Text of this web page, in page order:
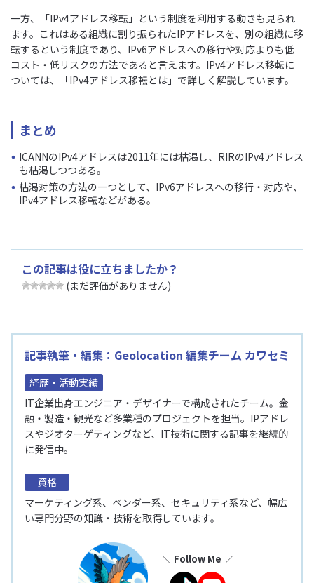
一方、「IPv4アドレス移転」という制度を利用する動きも見られ
ます。これはある組織に割り振られたIPアドレスを、別の組織に移
転するという制度であり、IPv6アドレスへの移行や対応よりも低
コスト・低リスクの方法であると言えます。IPv4アドレス移転に
ついては、「IPv4アドレス移転とは」で詳しく解説しています。
まとめ
ICANNのIPv4アドレスは2011年には枯渇し、RIRのIPv4アドレス
も枯渇しつつある。
枯渇対策の方法の一つとして、IPv6アドレスへの移行・対応や、
IPv4アドレス移転などがある。
この記事は役に立ちましたか？
(まだ評価がありません)
記事執筆・編集：Geolocation 編集チーム カワセミ
経歴・活動実績
IT企業出身エンジニア・デザイナーで構成されたチーム。金
融・製造・観光など多業種のプロジェクトを担当。IPアドレ
スやジオターゲティングなど、IT技術に関する記事を継続的
に発信中。
資格
マーケティング系、ベンダー系、セキュリティ系など、幅広
い専門分野の知識・技術を取得しています。
Follow Me